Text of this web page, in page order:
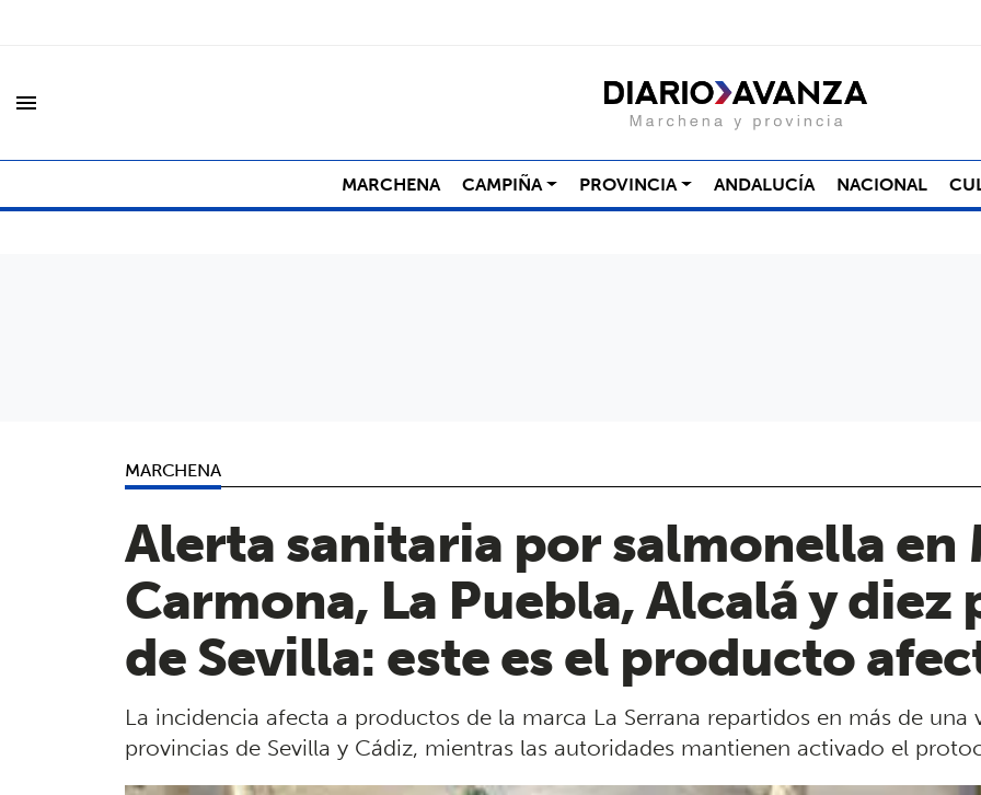
menu
MARCHENA CAMPIÑA PROVINCIA ANDALUCÍA NACIONAL
MARCHENA
Alerta sanitaria por salmonella en
Carmona, La Puebla, Alcalá y diez
de Sevilla: este es el producto
La incidencia afecta a productos de la marca La Serrana repartidos en más de
provincias de Sevilla y Cádiz, mientras las autoridades mantienen activado el